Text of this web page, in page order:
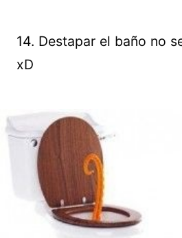
14. Destapar el baño no
xD